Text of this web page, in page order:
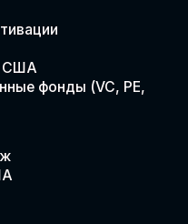
США
фонды (VC, PE,